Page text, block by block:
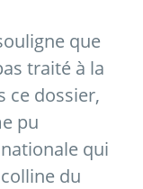
que
traité à la
ce dossier,
pu
qui
du